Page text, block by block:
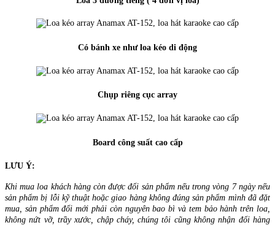
Có bánh xe như loa kéo di động
Chụp riêng cục array
Board công suất cao cấp
LƯU Ý:
Khi mua loa khách hàng còn được đổi sản phẩm nếu trong vòng 7 ngày nếu
sản phẩm bị lỗi kỹ thuật hoặc giao hàng không đúng sản phẩm mình đã đặt
mua, sản phẩm đổi mới phải còn nguyên bao bì và tem bảo hành trên loa,
không nứt vỡ, trầy xước, chập cháy, chúng tôi cũng không nhận đổi hàng